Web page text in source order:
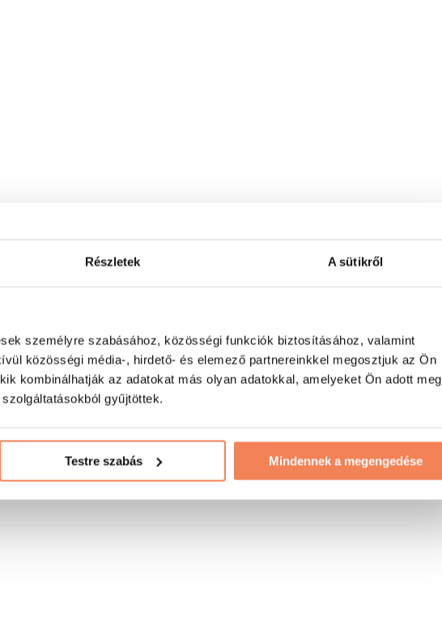
Részletek A sütikről
személyre szabásához, közösségi funkciók biztosításához, valamint
közösségi média-, hirdető- és elemező partnereinkkel megosztjuk az Ön
kombinálhatják az adatokat más olyan adatokkal, amelyeket Ön adott meg
gyűjtöttek.
Testre szabás Mindennek a megengedése